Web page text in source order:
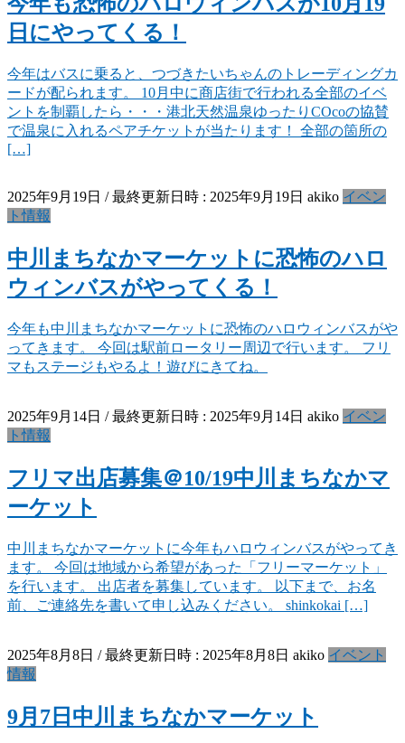
日にやってくる！
今年はバスに乗ると、つづきたいちゃんのトレーディングカ
ードが配られます。 10月中に商店街で行われる全部のイベ
ントを制覇したら・・・港北天然温泉ゆったりCOcoの協賛
で温泉に入れるペアチケットが当たります！ 全部の箇所の
[…]
2025年9月19日 / 最終更新日時 : 2025年9月19日 akiko イベン
ト情報
中川まちなかマーケットに恐怖のハロ
ウィンバスがやってくる！
今年も中川まちなかマーケットに恐怖のハロウィンバスがや
ってきます。 今回は駅前ロータリー周辺で行います。 フリ
マもステージもやるよ！遊びにきてね。
2025年9月14日 / 最終更新日時 : 2025年9月14日 akiko イベン
ト情報
フリマ出店募集＠10/19中川まちなかマ
ーケット
中川まちなかマーケットに今年もハロウィンバスがやってき
ます。 今回は地域から希望があった「フリーマーケット」
を行います。 出店者を募集しています。 以下まで、お名
前、ご連絡先を書いて申し込みください。 shinkokai […]
2025年8月8日 / 最終更新日時 : 2025年8月8日 akiko イベント
情報
9月7日中川まちなかマーケット